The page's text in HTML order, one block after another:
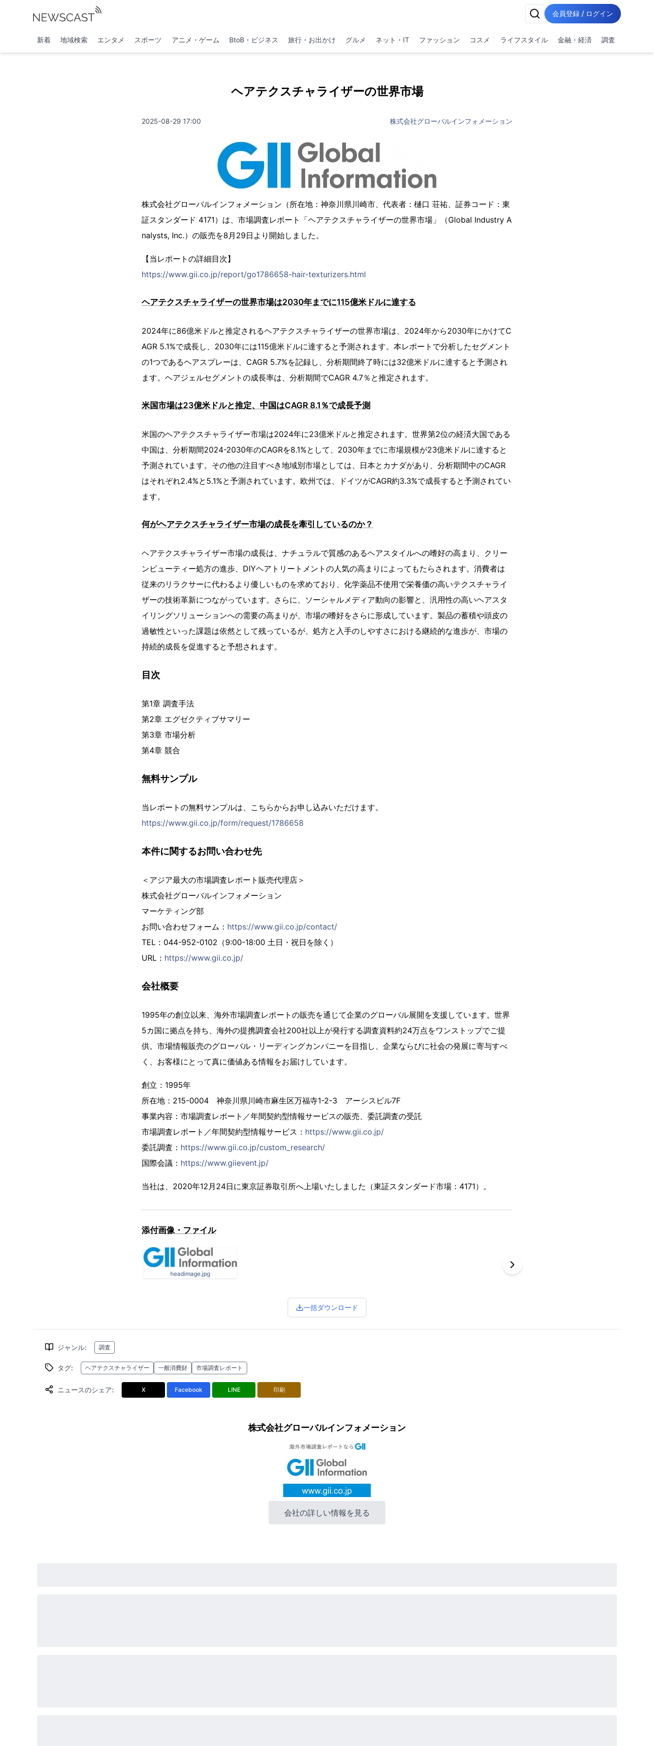
会員登録 / ログイン
新着 地域検索 エンタメ スポーツ アニメ・ゲーム BtoB・ビジネス 旅行・お出かけ グルメ ネット・IT ファッション コスメ ライフスタイル 金融・経済 調査
ヘアテクスチャライザーの世界市場
2025-08-29 17:00 株式会社グローバルインフォメーション
株式会社グローバルインフォメーション（所在地：神奈川県川崎市、代表者：樋口 荘祐、証券コード：東
証スタンダード 4171）は、市場調査レポート「ヘアテクスチャライザーの世界市場」（Global Industry A
nalysts, Inc.）の販売を8月29日より開始しました。
【当レポートの詳細目次】
https://www.gii.co.jp/report/go1786658-hair-texturizers.html
ヘアテクスチャライザーの世界市場は2030年までに115億米ドルに達する
2024年に86億米ドルと推定されるヘアテクスチャライザーの世界市場は、2024年から2030年にかけてC
AGR 5.1%で成長し、2030年には115億米ドルに達すると予測されます。本レポートで分析したセグメント
の1つであるヘアスプレーは、CAGR 5.7%を記録し、分析期間終了時には32億米ドルに達すると予測され
ます。ヘアジェルセグメントの成長率は、分析期間でCAGR 4.7％と推定されます。
米国市場は23億米ドルと推定、中国はCAGR 8.1％で成長予測
米国のヘアテクスチャライザー市場は2024年に23億米ドルと推定されます。世界第2位の経済大国である
中国は、分析期間2024-2030年のCAGRを8.1%として、2030年までに市場規模が23億米ドルに達すると
予測されています。その他の注目すべき地域別市場としては、日本とカナダがあり、分析期間中のCAGR
はそれぞれ2.4%と5.1%と予測されています。欧州では、ドイツがCAGR約3.3%で成長すると予測されてい
ます。
何がヘアテクスチャライザー市場の成長を牽引しているのか？
ヘアテクスチャライザー市場の成長は、ナチュラルで質感のあるヘアスタイルへの嗜好の高まり、クリー
ンビューティー処方の進歩、DIYヘアトリートメントの人気の高まりによってもたらされます。消費者は
従来のリラクサーに代わるより優しいものを求めており、化学薬品不使用で栄養価の高いテクスチャライ
ザーの技術革新につながっています。さらに、ソーシャルメディア動向の影響と、汎用性の高いヘアスタ
イリングソリューションへの需要の高まりが、市場の嗜好をさらに形成しています。製品の蓄積や頭皮の
過敏性といった課題は依然として残っているが、処方と入手のしやすさにおける継続的な進歩が、市場の
持続的成長を促進すると予想されます。
目次
第1章 調査手法
第2章 エグゼクティブサマリー
第3章 市場分析
第4章 競合
無料サンプル
当レポートの無料サンプルは、こちらからお申し込みいただけます。
https://www.gii.co.jp/form/request/1786658
本件に関するお問い合わせ先
＜アジア最大の市場調査レポート販売代理店＞
株式会社グローバルインフォメーション
マーケティング部
お問い合わせフォーム： https://www.gii.co.jp/contact/
TEL：044-952-0102（9:00-18:00 土日・祝日を除く）
URL： https://www.gii.co.jp/
会社概要
1995年の創立以来、海外市場調査レポートの販売を通じて企業のグローバル展開を支援しています。世界
5カ国に拠点を持ち、海外の提携調査会社200社以上が発行する調査資料約24万点をワンストップでご提
供。市場情報販売のグローバル・リーディングカンパニーを目指し、企業ならびに社会の発展に寄与すべ
く、お客様にとって真に価値ある情報をお届けしています。
創立：1995年
所在地：215-0004 神奈川県川崎市麻生区万福寺1-2-3 アーシスビル7F
事業内容：市場調査レポート／年間契約型情報サービスの販売、委託調査の受託
市場調査レポート／年間契約型情報サービス： https://www.gii.co.jp/
委託調査： https://www.gii.co.jp/custom_research/
国際会議： https://www.giievent.jp/
当社は、2020年12月24日に東京証券取引所へ上場いたしました（東証スタンダード市場：4171）。
添付画像・ファイル
headimage.jpg
一括ダウンロード
ジャンル: 調査
タグ: ヘアテクスチャライザー 一般消費財 市場調査レポート
ニュースのシェア: X Facebook LINE 印刷
株式会社グローバルインフォメーション
会社の詳しい情報を見る